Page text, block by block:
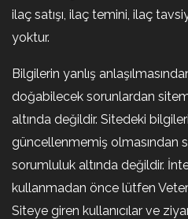
ilaç satışı, ilaç temini, ilaç
yoktur.
Bilgilerin yanlış
doğabilecek sorunlardan
altında değildir. Sitedeki
güncellenmemiş olmasından
sorumluluk altında değildir.
kullanmadan önce lütfen
Siteye giren kullanıcılar ve